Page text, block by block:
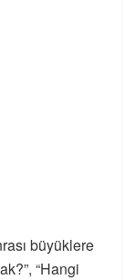
büyüklere
“Hangi